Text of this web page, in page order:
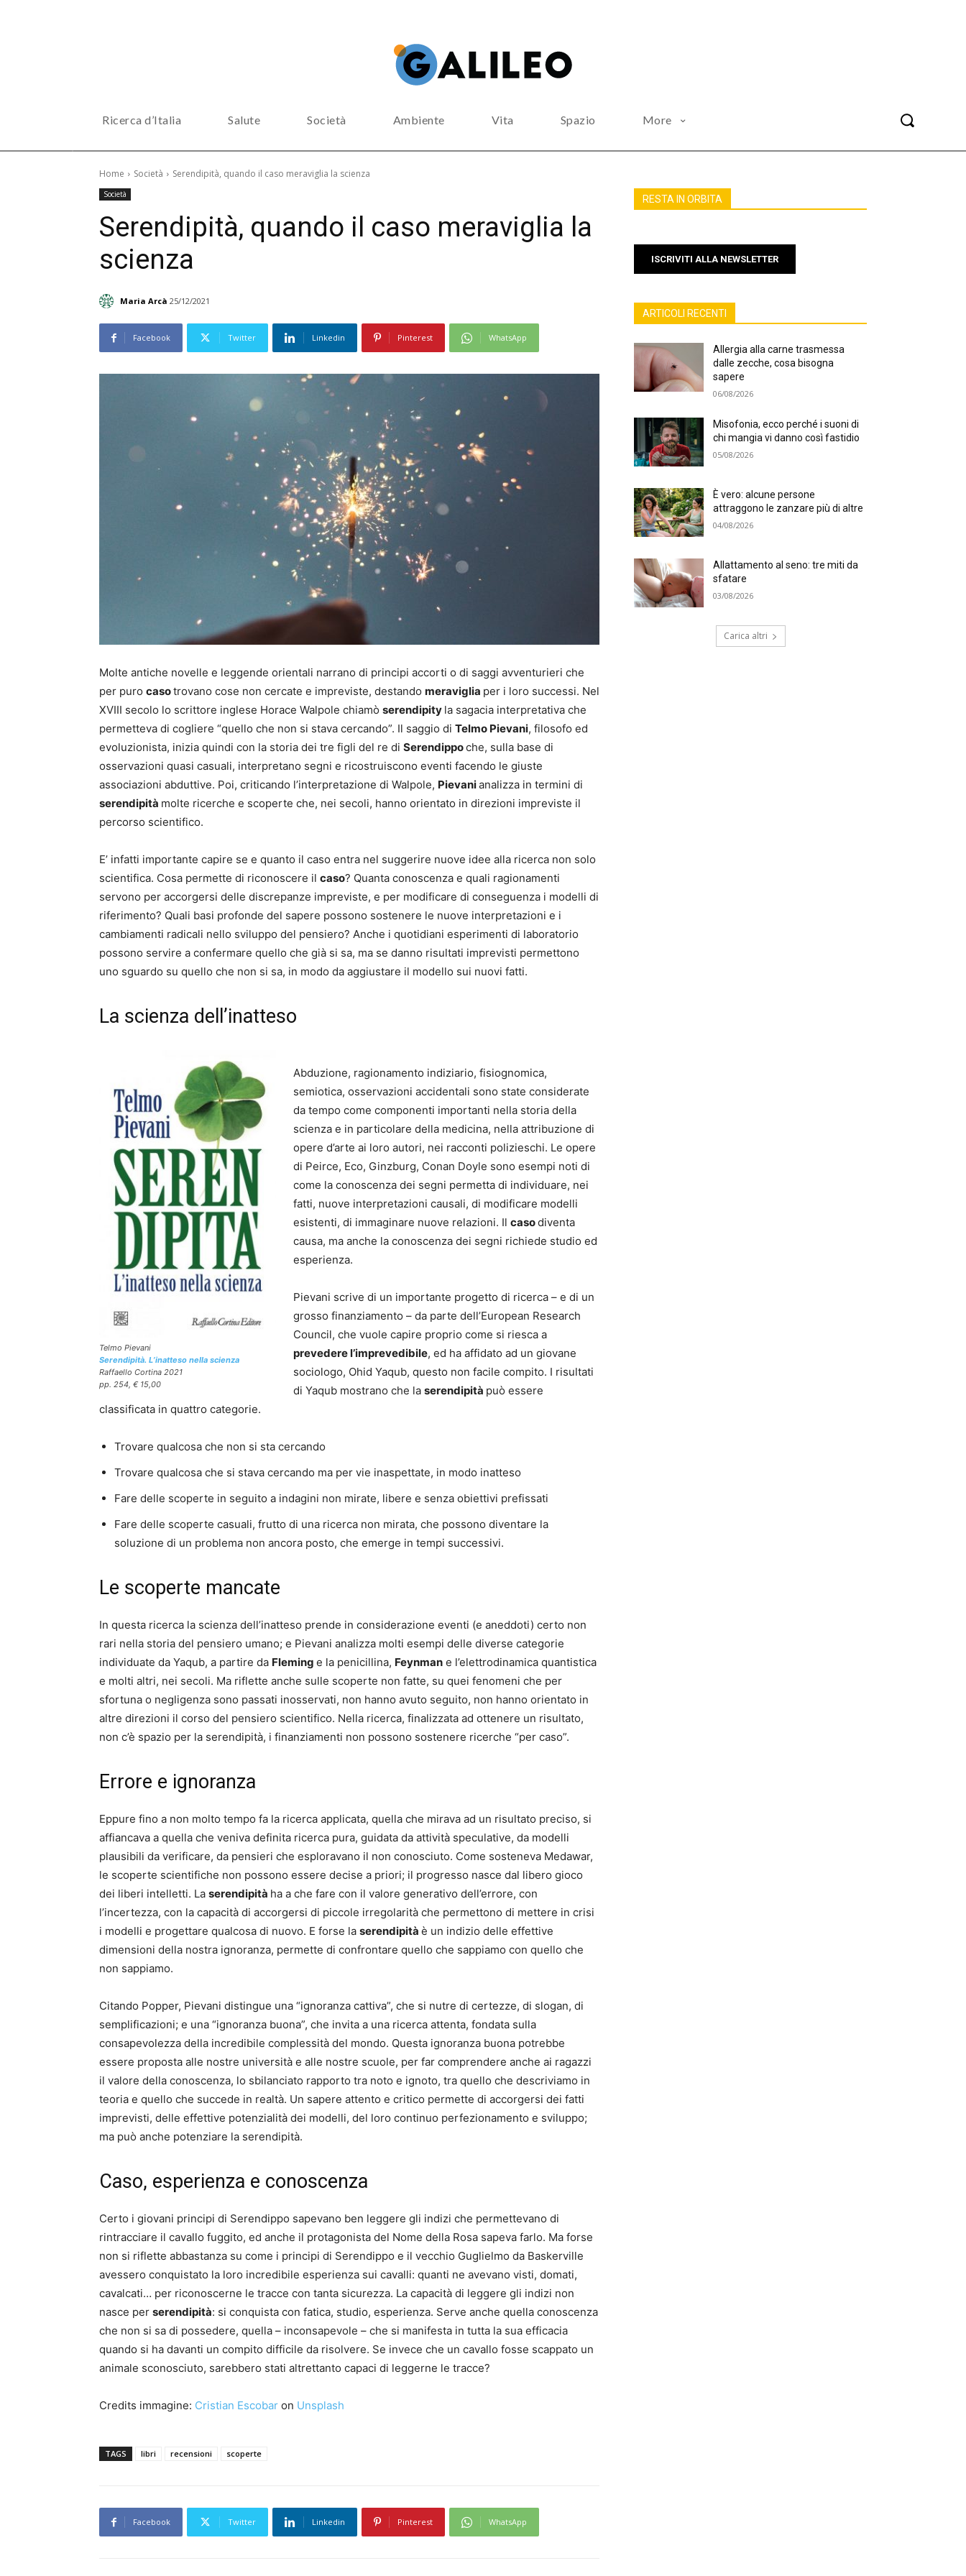
Ricerca d’Italia Salute Società Ambiente Vita Spazio More
Home Società Serendipità, quando il caso meraviglia la scienza
Società
Serendipità, quando il caso meraviglia la
scienza
Maria Arcà 25/12/2021
Facebook Twitter Linkedin Pinterest WhatsApp
Molte antiche novelle e leggende orientali narrano di principi accorti o di saggi avventurieri che
per puro casotrovano cose non cercate e impreviste, destando meraviglia per i loro successi. Nel
XVIII secolo lo scrittore inglese Horace Walpole chiamò serendipity la sagacia interpretativa che
permetteva di cogliere “quello che non si stava cercando”. Il saggio di Telmo Pievani, filosofo ed
evoluzionista, inizia quindi con la storia dei tre figli del re di Serendippoche, sulla base di
osservazioni quasi casuali, interpretano segni e ricostruiscono eventi facendo le giuste
associazioni abduttive. Poi, criticando l’interpretazione di Walpole, Pievanianalizza in termini di
serendipità molte ricerche e scoperte che, nei secoli, hanno orientato in direzioni impreviste il
percorso scientifico.
E’ infatti importante capire se e quanto il caso entra nel suggerire nuove idee alla ricerca non solo
scientifica. Cosa permette di riconoscere il caso? Quanta conoscenza e quali ragionamenti
servono per accorgersi delle discrepanze impreviste, e per modificare di conseguenza i modelli di
riferimento? Quali basi profonde del sapere possono sostenere le nuove interpretazioni e i
cambiamenti radicali nello sviluppo del pensiero? Anche i quotidiani esperimenti di laboratorio
possono servire a confermare quello che già si sa, ma se danno risultati imprevisti permettono
uno sguardo su quello che non si sa, in modo da aggiustare il modello sui nuovi fatti.
La scienza dell’inatteso
Telmo Pievani
Serendipità. L’inatteso nella scienza
Raffaello Cortina 2021
pp. 254, € 15,00
Abduzione, ragionamento indiziario, fisiognomica,
semiotica, osservazioni accidentali sono state considerate
da tempo come componenti importanti nella storia della
scienza e in particolare della medicina, nella attribuzione di
opere d’arte ai loro autori, nei racconti polizieschi. Le opere
di Peirce, Eco, Ginzburg, Conan Doyle sono esempi noti di
come la conoscenza dei segni permetta di individuare, nei
fatti, nuove interpretazioni causali, di modificare modelli
esistenti, di immaginare nuove relazioni. Il casodiventa
causa, ma anche la conoscenza dei segni richiede studio ed
esperienza.
Pievani scrive di un importante progetto di ricerca – e di un
grosso finanziamento – da parte dell’European Research
Council, che vuole capire proprio come si riesca a
prevedere l’imprevedibile, ed ha affidato ad un giovane
sociologo, Ohid Yaqub, questo non facile compito. I risultati
di Yaqub mostrano che la serendipità può essere
classificata in quattro categorie.
Trovare qualcosa che non si sta cercando
Trovare qualcosa che si stava cercando ma per vie inaspettate, in modo inatteso
Fare delle scoperte in seguito a indagini non mirate, libere e senza obiettivi prefissati
Fare delle scoperte casuali, frutto di una ricerca non mirata, che possono diventare la
soluzione di un problema non ancora posto, che emerge in tempi successivi.
Le scoperte mancate
In questa ricerca la scienza dell’inatteso prende in considerazione eventi (e aneddoti) certo non
rari nella storia del pensiero umano; e Pievani analizza molti esempi delle diverse categorie
individuate da Yaqub, a partire da Fleming e la penicillina, Feynman e l’elettrodinamica quantistica
e molti altri, nei secoli. Ma riflette anche sulle scoperte non fatte, su quei fenomeni che per
sfortuna o negligenza sono passati inosservati, non hanno avuto seguito, non hanno orientato in
altre direzioni il corso del pensiero scientifico. Nella ricerca, finalizzata ad ottenere un risultato,
non c’è spazio per la serendipità, i finanziamenti non possono sostenere ricerche “per caso”.
Errore e ignoranza
Eppure fino a non molto tempo fa la ricerca applicata, quella che mirava ad un risultato preciso, si
affiancava a quella che veniva definita ricerca pura, guidata da attività speculative, da modelli
plausibili da verificare, da pensieri che esploravano il non conosciuto. Come sosteneva Medawar,
le scoperte scientifiche non possono essere decise a priori; il progresso nasce dal libero gioco
dei liberi intelletti. La serendipità ha a che fare con il valore generativo dell’errore, con
l’incertezza, con la capacità di accorgersi di piccole irregolarità che permettono di mettere in crisi
i modelli e progettare qualcosa di nuovo. E forse la serendipità è un indizio delle effettive
dimensioni della nostra ignoranza, permette di confrontare quello che sappiamo con quello che
non sappiamo.
Citando Popper, Pievani distingue una “ignoranza cattiva”, che si nutre di certezze, di slogan, di
semplificazioni; e una “ignoranza buona”, che invita a una ricerca attenta, fondata sulla
consapevolezza della incredibile complessità del mondo. Questa ignoranza buona potrebbe
essere proposta alle nostre università e alle nostre scuole, per far comprendere anche ai ragazzi
il valore della conoscenza, lo sbilanciato rapporto tra noto e ignoto, tra quello che descriviamo in
teoria e quello che succede in realtà. Un sapere attento e critico permette di accorgersi dei fatti
imprevisti, delle effettive potenzialità dei modelli, del loro continuo perfezionamento e sviluppo;
ma può anche potenziare la serendipità.
Caso, esperienza e conoscenza
Certo i giovani principi di Serendippo sapevano ben leggere gli indizi che permettevano di
rintracciare il cavallo fuggito, ed anche il protagonista del Nome della Rosa sapeva farlo. Ma forse
non si riflette abbastanza su come i principi di Serendippo e il vecchio Guglielmo da Baskerville
avessero conquistato la loro incredibile esperienza sui cavalli: quanti ne avevano visti, domati,
cavalcati… per riconoscerne le tracce con tanta sicurezza. La capacità di leggere gli indizi non
nasce per serendipità: si conquista con fatica, studio, esperienza. Serve anche quella conoscenza
che non si sa di possedere, quella – inconsapevole – che si manifesta in tutta la sua efficacia
quando si ha davanti un compito difficile da risolvere. Se invece che un cavallo fosse scappato un
animale sconosciuto, sarebbero stati altrettanto capaci di leggerne le tracce?
Credits immagine: Cristian Escobar on Unsplash
TAGS libri recensioni scoperte
Facebook Twitter Linkedin Pinterest WhatsApp
RESTA IN ORBITA
ISCRIVITI ALLA NEWSLETTER
ARTICOLI RECENTI
Allergia alla carne trasmessa
dalle zecche, cosa bisogna
sapere
06/08/2026
Misofonia, ecco perché i suoni di
chi mangia vi danno così fastidio
05/08/2026
È vero: alcune persone
attraggono le zanzare più di altre
04/08/2026
Allattamento al seno: tre miti da
sfatare
03/08/2026
Carica altri